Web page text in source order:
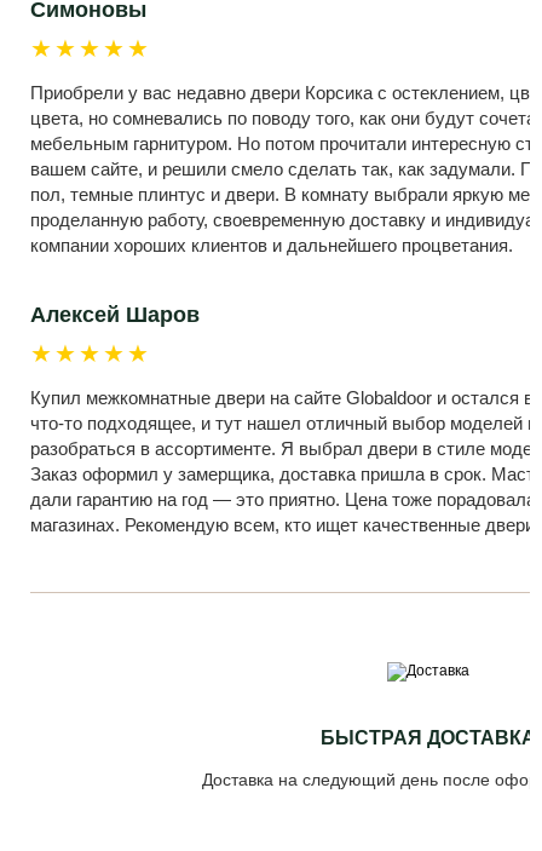
Симоновы
★★★★★
Приобрели у вас недавно двери Корсика с остеклением,
цвета, но сомневались по поводу того, как они будут
мебельным гарнитуром. Но потом прочитали интересную
вашем сайте, и решили смело сделать так, как задумали.
пол, темные плинтус и двери. В комнату выбрали яркую
проделанную работу, своевременную доставку и
компании хороших клиентов и дальнейшего процветания.
Алексей Шаров
★★★★★
Купил межкомнатные двери на сайте Globaldoor и остался в
что-то подходящее, и тут нашел отличный выбор моделей
разобраться в ассортименте. Я выбрал двери в стиле
Заказ оформил у замерщика, доставка пришла в срок.
дали гарантию на год — это приятно. Цена тоже
магазинах. Рекомендую всем, кто ищет качественные
БЫСТРАЯ ДОСТАВКА
Доставка на следующий день после